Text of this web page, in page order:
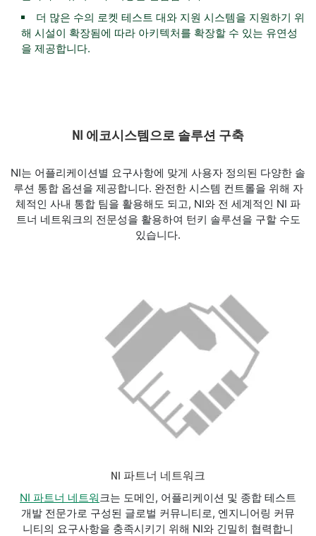
더 많은 수의 로켓 테스트 대와 지원 시스템을 지원하기 위
해 시설이 확장됨에 따라 아키텍처를 확장할 수 있는 유연성
을 제공합니다.
NI 에코시스템으로 솔루션 구축
NI는 어플리케이션별 요구사항에 맞게 사용자 정의된 다양한 솔
루션 통합 옵션을 제공합니다. 완전한 시스템 컨트롤을 위해 자
체적인 사내 통합 팀을 활용해도 되고, NI와 전 세계적인 NI 파
트너 네트워크의 전문성을 활용하여 턴키 솔루션을 구할 수도
있습니다.
NI 파트너 네트워크
NI 파트너 네트워 크는 도메인, 어플리케이션 및 종합 테스트
개발 전문가로 구성된 글로벌 커뮤니티로, 엔지니어링 커뮤
니티의 요구사항을 충족시키기 위해 NI와 긴밀히 협력합니